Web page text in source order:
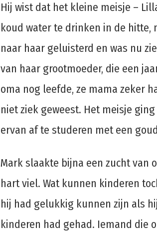
Hij wist dat het kleine meisje –
koud water te drinken in de
naar haar geluisterd en was nu
van haar grootmoeder, die een
oma nog leefde, ze mama zeker
niet ziek geweest. Het meisje
ervan af te studeren met een
Mark slaakte bijna een zucht van
hart viel. Wat kunnen kinderen
hij had gelukkig kunnen zijn als
kinderen had gehad. Iemand die